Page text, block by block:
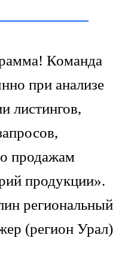
Команда
при анализе
листингов,
продажам
продукции».
региональный
(регион Урал)